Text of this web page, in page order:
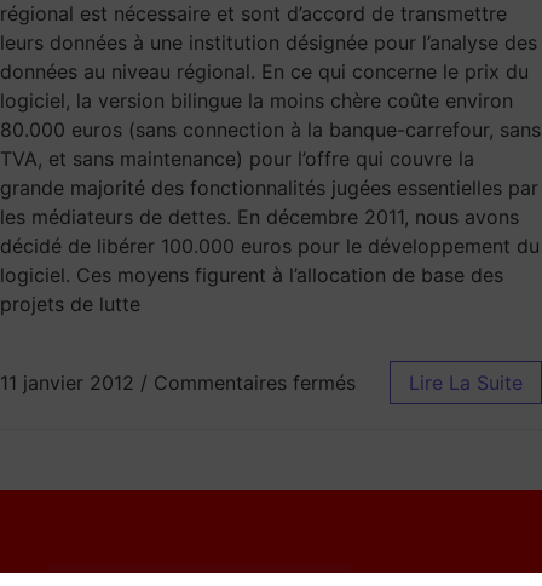
régional est nécessaire et sont d’accord de transmettre
leurs données à une institution désignée pour l’analyse des
données au niveau régional. En ce qui concerne le prix du
logiciel, la version bilingue la moins chère coûte environ
80.000 euros (sans connection à la banque-carrefour, sans
TVA, et sans maintenance) pour l’offre qui couvre la
grande majorité des fonctionnalités jugées essentielles par
les médiateurs de dettes. En décembre 2011, nous avons
décidé de libérer 100.000 euros pour le développement du
logiciel. Ces moyens figurent à l’allocation de base des
projets de lutte
11 janvier 2012 / Commentaires fermés Lire La Suite